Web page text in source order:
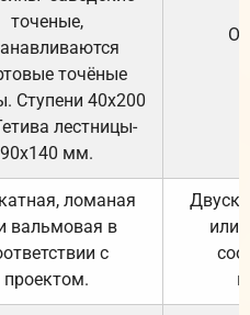
точеные,
точёные
Ступени 40х200
лестницы-
90х140 мм.
ломаная
вальмовая в
с
проектом.
или